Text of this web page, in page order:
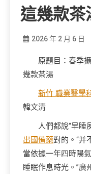
這幾款茶
2026 年 2 月 6 日
原題目：春季
幾款茶湯
新竹 職業醫學
韓文清
人們都說“早睡
出國備藥對的。“并
當依據一年四時陽
睡眠作息時光。”廣